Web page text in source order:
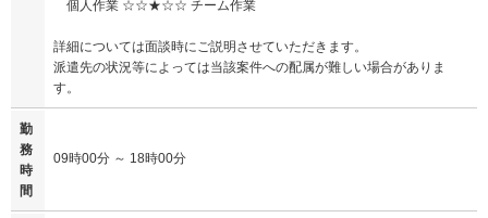
個人作業 ☆☆★☆☆ チーム作業
詳細については面談時にご説明させていただきます。
派遣先の状況等によっては当該案件への配属が難しい場合がありま
す。
勤
務
時
間
09時00分 ～ 18時00分